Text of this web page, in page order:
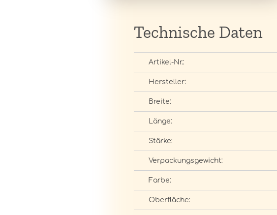
Technische Daten
Artikel-Nr.:
Hersteller:
Breite:
Länge:
Stärke:
Verpackungsgewicht:
Farbe:
Oberfläche: